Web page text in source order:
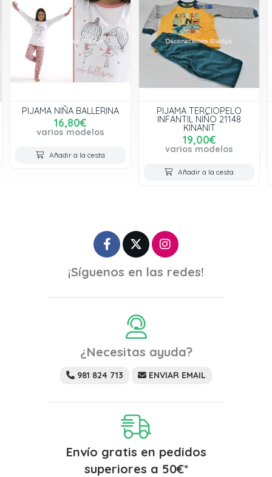
PIJAMA NIÑA BALLERINA
16,80€
varios modelos
Añadir a la cesta
PIJAMA TERCIOPELO
INFANTIL NIÑO 21148
KINANIT
19,00€
varios modelos
Añadir a la cesta
¡Síguenos en las redes!
¿Necesitas ayuda?
981 824 713 ENVIAR EMAIL
Envío gratis en pedidos
superiores a 50€*